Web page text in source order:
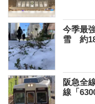
今季最
雪 約
阪急全
線「